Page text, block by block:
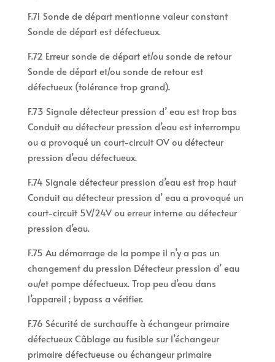
F.71 Sonde de départ mentionne valeur constant
Sonde de départ est défectueux.
F.72 Erreur sonde de départ et/ou sonde de retour
Sonde de départ et/ou sonde de retour est
défectueux (tolérance trop grand).
F.73 Signale détecteur pression d’ eau est trop bas
Conduit au détecteur pression d’eau est interrompu
ou a provoqué un court-circuit OV ou détecteur
pression d’eau défectueux.
F.74 Signale détecteur pression d’eau est trop haut
Conduit au détecteur pression d’ eau a provoqué un
court-circuit 5V/24V ou erreur interne au détecteur
pression d’eau.
F.75 Au démarrage de la pompe il n’y a pas un
changement du pression Détecteur pression d’ eau
ou/et pompe défectueux. Trop peu d’eau dans
l’appareil ; bypass a vérifier.
F.76 Sécurité de surchauffe à échangeur primaire
défectueux Câblage au fusible sur l’échangeur
primaire défectueuse ou échangeur primaire